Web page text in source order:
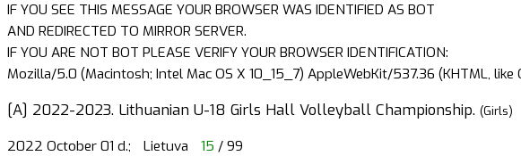
IF YOU SEE THIS MESSAGE YOUR BROWSER WAS IDENTIFIED AS BOT
AND REDIRECTED TO MIRROR SERVER.
IF YOU ARE NOT BOT PLEASE VERIFY YOUR BROWSER IDENTIFICATION:
Mozilla/5.0 (Macintosh; Intel Mac OS X 10_15_7) AppleWebKit/537.36 (KHTML,
[A] 2022-2023. Lithuanian U-18 Girls Hall Volleyball Championship. (Girls)
2022 October 01 d.; Lietuva 15 / 99